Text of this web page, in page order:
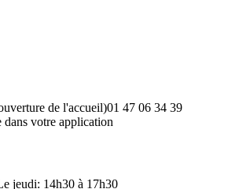
de l'accueil)01 47 06 34 39
dans votre application
jeudi: 14h30 à 17h30